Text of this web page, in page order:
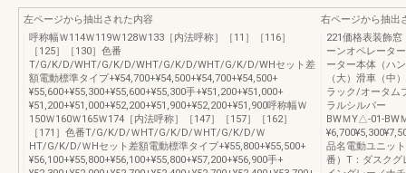
左ページから抽出された内容
呼称幅Ｗ114Ｗ119Ｗ128Ｗ133［内法呼称］［11］［116］
［125］［130］色番
T/G/K/D/WHT/G/K/D/WHT/G/K/D/WHT/G/K/D/WHセット差
額電動標準タイプ+¥54,700+¥54,500+¥54,700+¥54,500+
¥55,600+¥55,300+¥55,600+¥55,300手+¥51,200+¥51,000+
¥51,200+¥51,000+¥52,200+¥51,900+¥52,200+¥51,900呼称幅Ｗ
150Ｗ160Ｗ165Ｗ174［内法呼称］［147］［157］［162］
［171］色番T/G/K/D/ＷHT/G/K/D/ＷHT/G/K/D/Ｗ
HT/G/K/D/ＷHセット差額電動標準タイプ+¥55,800+¥55,500+
¥56,100+¥55,800+¥56,100+¥55,800+¥57,200+¥56,900手+
右ページから抽出
221価格表装飾
ーンオペレータ
ーター本体（ハ
（大）滑車（中
ラック/オータ
ラルシルバー
BWＭY△-01-BW
品名電動ユニッ
番）T：ダスク